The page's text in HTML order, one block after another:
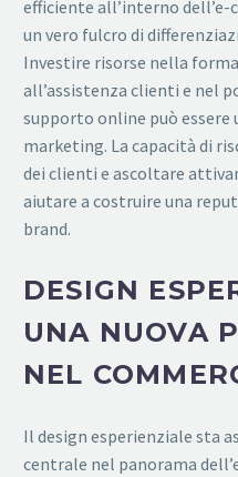
efficiente all’interno dell’e-
un vero fulcro di
Investire risorse nella
all’assistenza clienti e nel
supporto online può essere
marketing. La capacità di
dei clienti e ascoltare
aiutare a costruire una
brand.
DESIGN
UNA NUOVA
NEL
Il design esperienziale sta
centrale nel panorama